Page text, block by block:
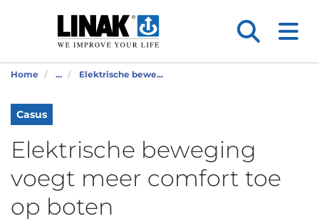
Home ... Elektrische bewe...
Casus
Elektrische beweging
voegt meer comfort toe
op boten